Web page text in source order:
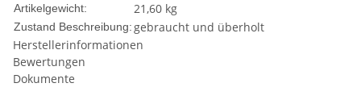
Artikelgewicht: 21,60 kg
Zustand Beschreibung:gebraucht und überholt
Herstellerinformationen
Bewertungen
Dokumente